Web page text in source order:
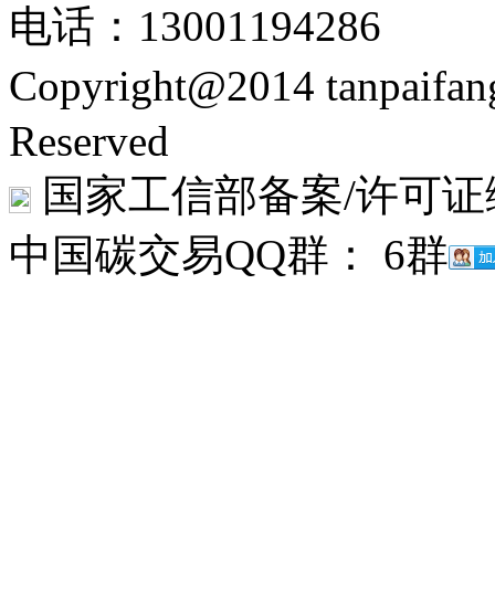
电话：13001194286
Copyright@2014
Reserved
国家工信部备案/许可
中国碳交易QQ群： 6群